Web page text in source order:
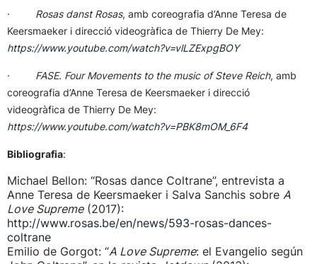
· Rosas danst Rosas, amb coreografia d’Anne Teresa de
Keersmaeker i direcció videogràfica de Thierry De Mey:
https://www.youtube.com/watch?v=vlLZExpgBOY
· FASE. Four Movements to the music of Steve Reich, amb
coreografia d’Anne Teresa de Keersmaeker i direcció
videogràfica de Thierry De Mey:
https://www.youtube.com/watch?v=PBK8mOM_6F4
Bibliografia:
Michael Bellon: “Rosas dance Coltrane”, entrevista a
Anne Teresa de Keersmaeker i Salva Sanchis sobre A
Love Supreme(2017):
http://www.rosas.be/en/news/593-rosas-dances-
coltrane
Emilio de Gorgot: “A Love Supreme: el Evangelio según